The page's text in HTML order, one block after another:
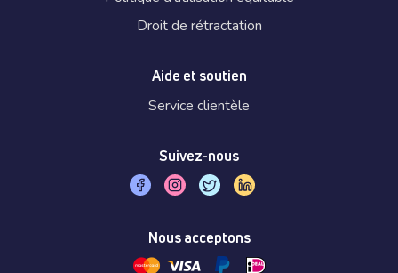
Droit de rétractation
Aide et soutien
Service clientèle
Suivez-nous
Nous acceptons